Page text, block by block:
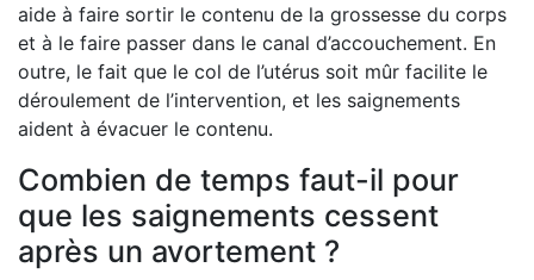
aide à faire sortir le contenu de la grossesse du corps
et à le faire passer dans le canal d’accouchement. En
outre, le fait que le col de l’utérus soit mûr facilite le
déroulement de l’intervention, et les saignements
aident à évacuer le contenu.
Combien de temps faut-il pour
que les saignements cessent
après un avortement ?